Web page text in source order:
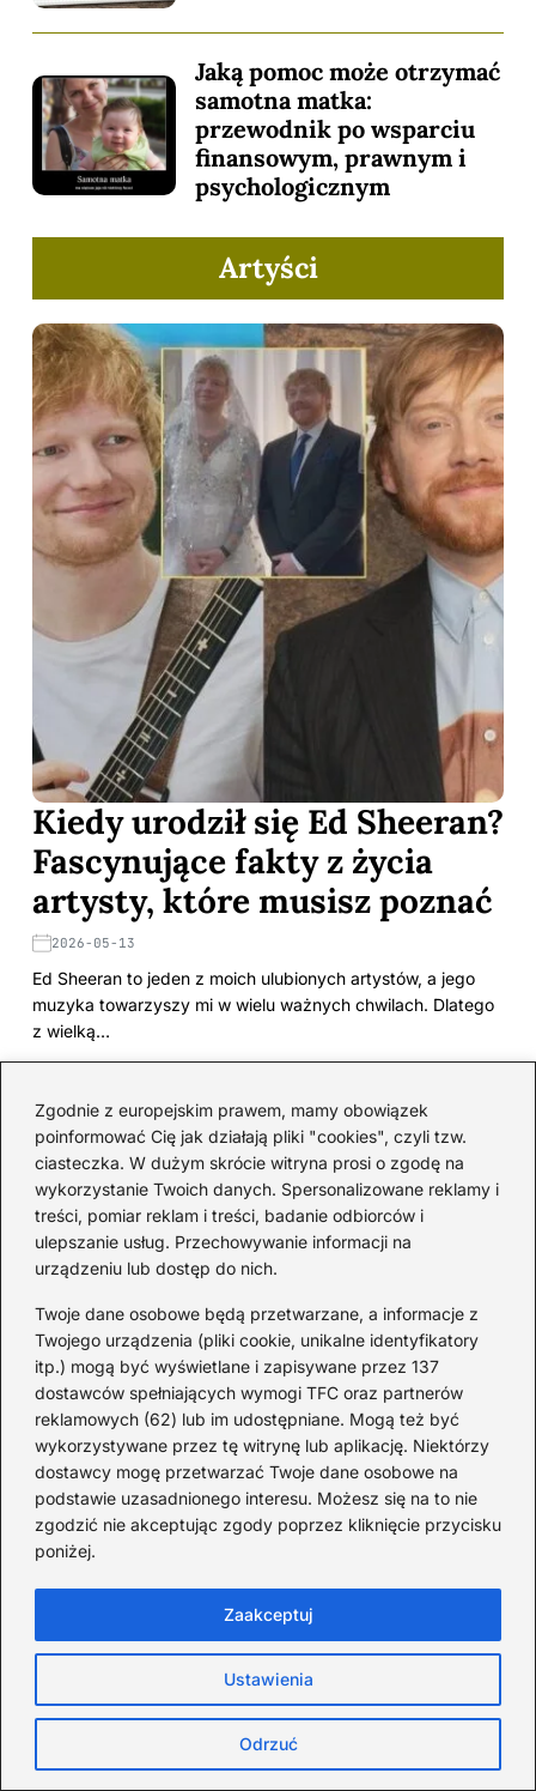
Zgodnie z europejskim prawem, mamy obowiązek
poinformować Cię jak działają pliki "cookies", czyli tzw.
ciasteczka. W dużym skrócie witryna prosi o zgodę na
wykorzystanie Twoich danych. Spersonalizowane reklamy i
treści, pomiar reklam i treści, badanie odbiorców i
ulepszanie usług. Przechowywanie informacji na
urządzeniu lub dostęp do nich.
Twoje dane osobowe będą przetwarzane, a informacje z
Twojego urządzenia (pliki cookie, unikalne identyfikatory
itp.) mogą być wyświetlane i zapisywane przez 137
dostawców spełniających wymogi TFC oraz partnerów
reklamowych (62) lub im udostępniane. Mogą też być
wykorzystywane przez tę witrynę lub aplikację. Niektórzy
dostawcy mogę przetwarzać Twoje dane osobowe na
podstawie uzasadnionego interesu. Możesz się na to nie
zgodzić nie akceptując zgody poprzez kliknięcie przycisku
poniżej.
Ustawienia
Odrzuć
Zaakceptuj
Jaką pomoc może otrzymać
samotna matka:
przewodnik po wsparciu
finansowym, prawnym i
psychologicznym
Artyści
Kiedy urodził się Ed Sheeran?
Fascynujące fakty z życia
artysty, które musisz poznać
2026-05-13
Ed Sheeran to jeden z moich ulubionych artystów, a jego
muzyka towarzyszy mi w wielu ważnych chwilach. Dlatego
z wielką…
Gdzie Tak Naprawdę Mieszka
Ed Sheeran? Odkryj
Tajemnice Jego Domu w
Suffolk
2025-12-02
HAND-MADE, czyli
Wojtka Staroniewicza
2025-07-02
WŁODZIMIERZ PAWLIK –
opis muzycznej kariery,
nagrody, opinie w prasie
2025-07-02
ADAM PIEROŃCZYK
zespołu, kariera muzyczna,
opinie
Kategorie